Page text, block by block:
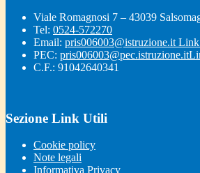
Viale Romagnosi 7 – 43039
Tel: 0524-572270
Email: pris006003@istruzione.it Link
PEC: pris006003@pec.istruzione.it
C.F.: 91042640341
Sezione Link Utili
Cookie policy
Note legali
Informativa Privacy